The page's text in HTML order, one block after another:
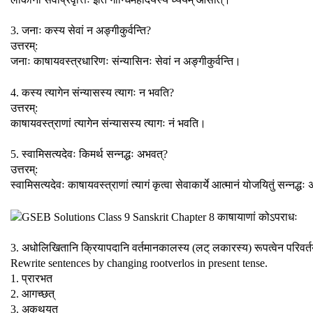
3. जनाः कस्य सेवां न अङ्गीकुर्वन्ति?
उत्तरम्:
जनाः काषायवस्त्रधारिणः संन्यासिनः सेवां न अङ्गीकुर्वन्ति।
4. कस्य त्यागेन संन्यासस्य त्यागः न भवति?
उत्तरम्:
काषायवस्त्राणां त्यागेन संन्यासस्य त्यागः नं भवति।
5. स्वामिसत्यदेवः किमर्थ सन्नद्धः अभवत्?
उत्तरम्:
स्वामिसत्यदेवः काषायवस्त्राणां त्यागं कृत्वा सेवाकार्ये आत्मानं योजयितुं
3. अधोलिखितानि क्रियापदानि वर्तमानकालस्य (लट् लकारस्य) रूपत्वेन
Rewrite sentences by changing rootverlos in present tense.
1. प्रारभत
2. आगच्छत्
3. अकथयत्